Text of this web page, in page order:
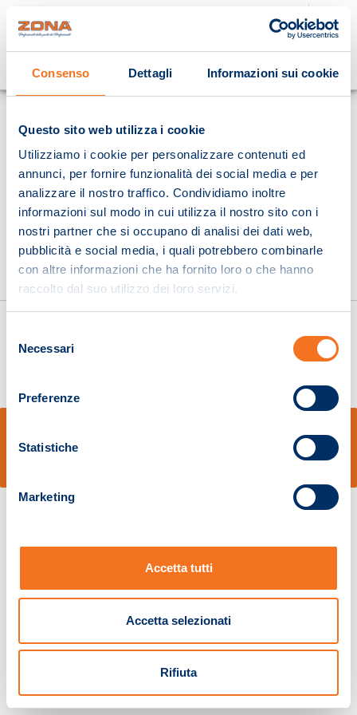
Consenso Dettagli Informazioni sui cookie
Questo sito web utilizza i cookie
Utilizziamo i cookie per personalizzare contenuti ed
annunci, per fornire funzionalità dei social media e per
analizzare il nostro traffico. Condividiamo inoltre
informazioni sul modo in cui utilizza il nostro sito con i
nostri partner che si occupano di analisi dei dati web,
pubblicità e social media, i quali potrebbero combinarle
con altre informazioni che ha fornito loro o che hanno
raccolto dal suo utilizzo dei loro servizi.
delNecessari
Preferenze
Statistiche
Marketing
Accetta tutti
Accetta selezionati
Rifiuta
Cosa stai cercando?
Pistoia 01680210505 – R.E.A. n.155974 - Cap.Soc. € 2.000.000,00 i.v. La
Società adotta il Codice Etico D.lgs. 231/01